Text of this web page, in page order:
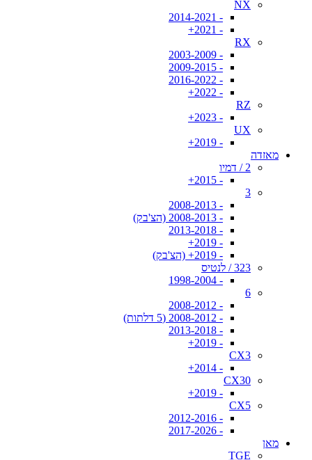
NX
- 2014-2021
- 2021+
RX
- 2003-2009
- 2009-2015
- 2016-2022
- 2022+
RZ
- 2023+
UX
- 2019+
מאזדה
2 / דמיו
- 2015+
3
- 2008-2013
- 2008-2013 (הצ'בק)
- 2013-2018
- 2019+
- 2019+ (הצ'בק)
323 / לנטיס
- 1998-2004
6
- 2008-2012
- 2008-2012 (5 דלתות)
- 2013-2018
- 2019+
CX3
- 2014+
CX30
- 2019+
CX5
- 2012-2016
- 2017-2026
מאן
TGE